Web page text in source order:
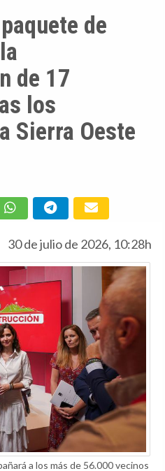
de
de 17
los
Sierra Oeste
30 de julio de 2026, 10:28h
a los más de 56.000 vecinos